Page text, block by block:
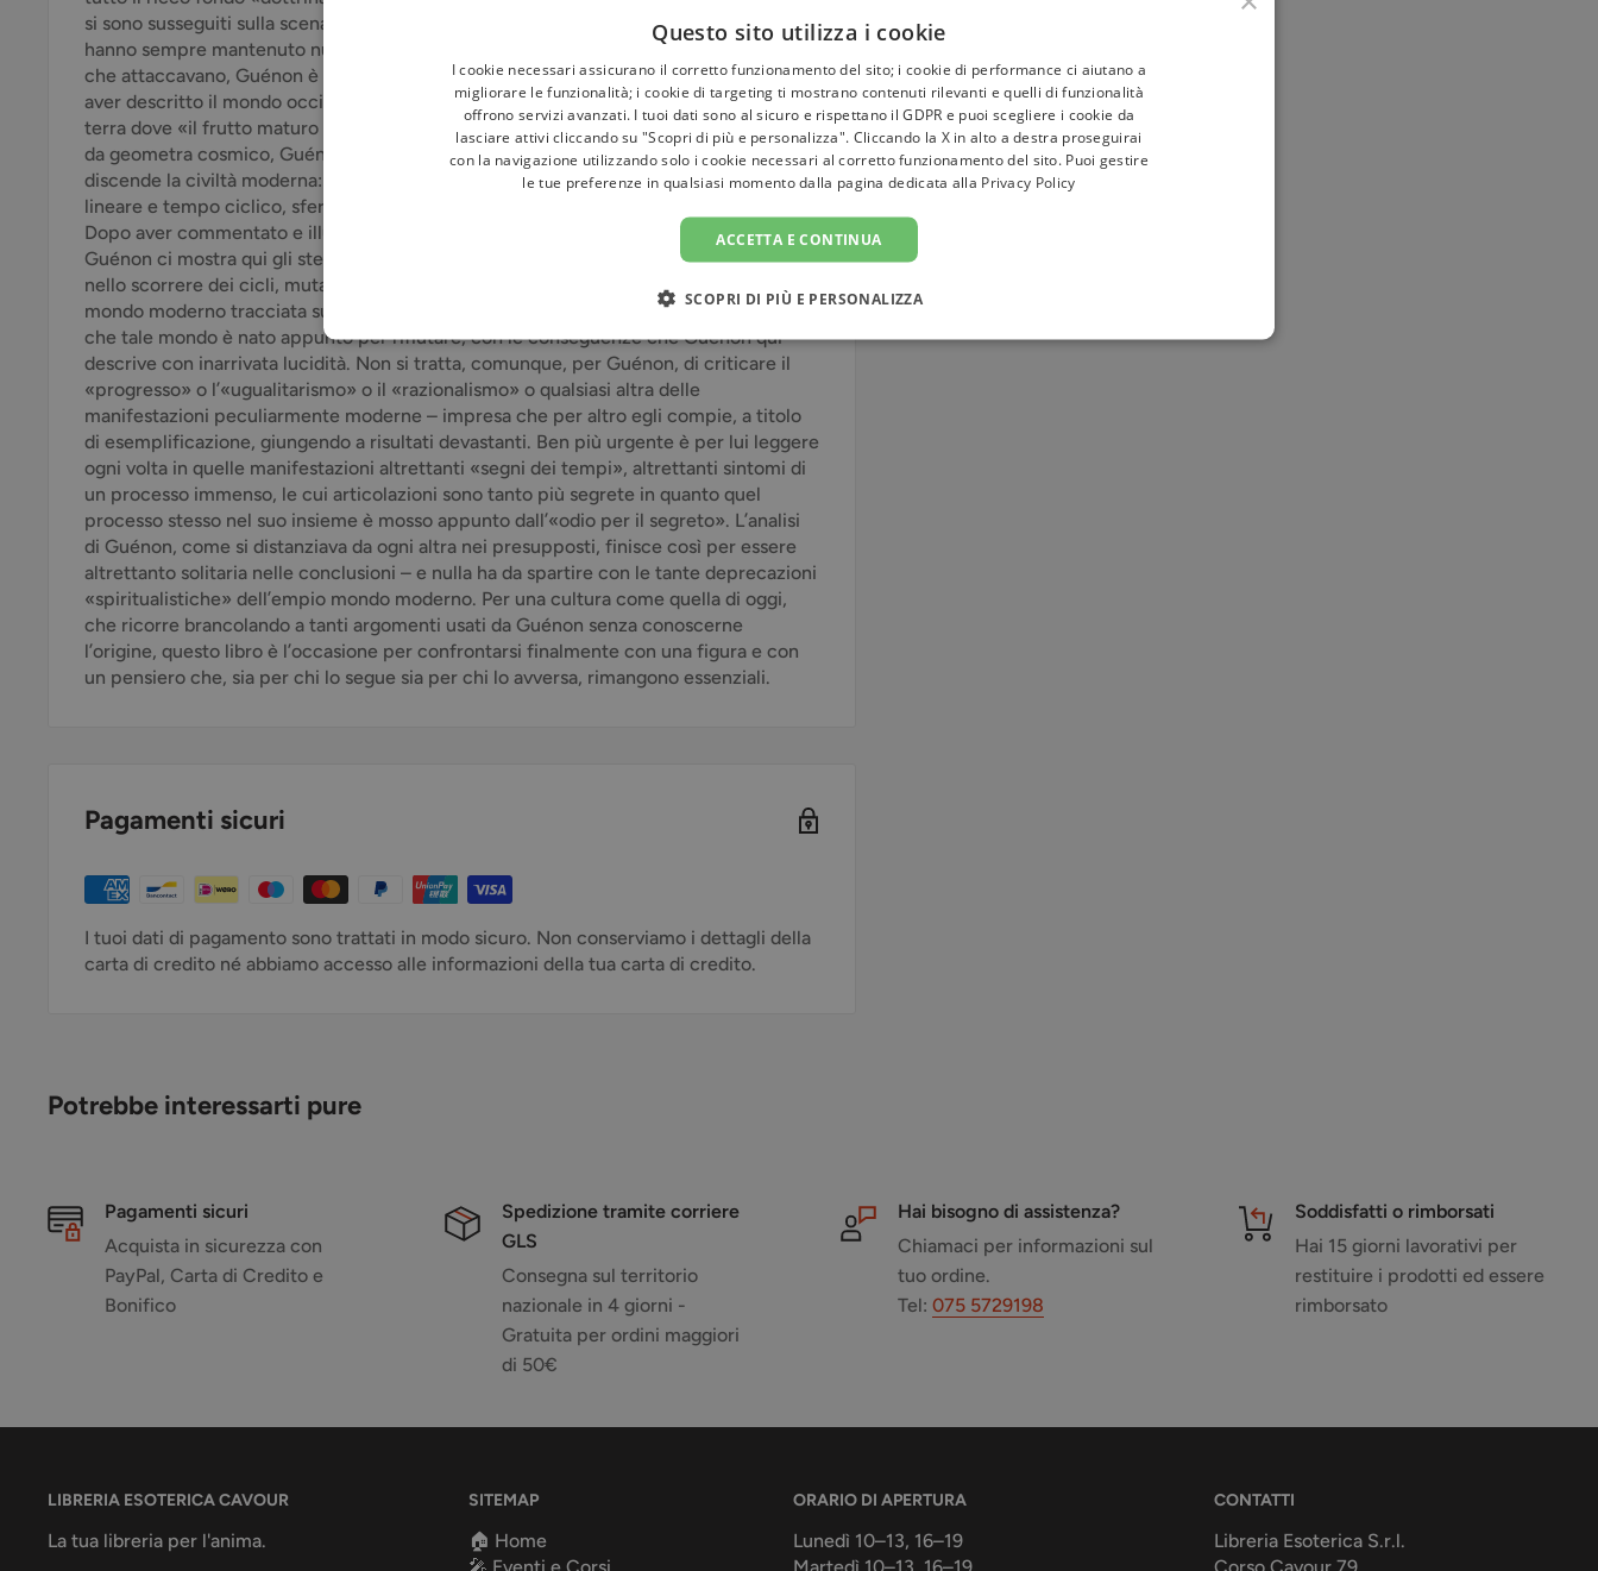
si sono susseguiti sulla scena europea a partire dalla prima rivoluzione industriale,
hanno sempre mantenuto numerosi legami – volendo o non volendo – con l’oggetto
che attaccavano, Guénon è l’unico ad aver rescisso dall’inizio tutti quei legami e ad
aver descritto il mondo occidentale come contemplando, da una remota distanza, la
terra dove «il frutto maturo cade ai piedi dell’albero». Con la sua prosa limpida, netta,
da geometra cosmico, Guénon risale qui alle categorie teoriche e storiche da cui
discende la civiltà moderna: quantità e qualità, nomadismo e sedentarismo, tempo
lineare e tempo ciclico, sfera e cubo, unità e semplicità, misura e manifestazione.
Dopo aver commentato e illuminato i «simboli fondamentali» in tanti suoi scritti,
Guénon ci mostra qui gli stessi simboli nelle loro metamorfosi storiche, via via che,
nello scorrere dei cicli, muta la visione di essi. Ci appare così una linea di sviluppo del
mondo moderno tracciata sui presupposti di un sapere primordiale e «principiale»,
che tale mondo è nato appunto per rifiutare, con le conseguenze che Guénon qui
descrive con inarrivata lucidità. Non si tratta, comunque, per Guénon, di criticare il
«progresso» o l’«ugualitarismo» o il «razionalismo» o qualsiasi altra delle
manifestazioni peculiarmente moderne – impresa che per altro egli compie, a titolo
di esemplificazione, giungendo a risultati devastanti. Ben più urgente è per lui leggere
ogni volta in quelle manifestazioni altrettanti «segni dei tempi», altrettanti sintomi di
un processo immenso, le cui articolazioni sono tanto più segrete in quanto quel
processo stesso nel suo insieme è mosso appunto dall’«odio per il segreto». L’analisi
di Guénon, come si distanziava da ogni altra nei presupposti, finisce così per essere
altrettanto solitaria nelle conclusioni – e nulla ha da spartire con le tante deprecazioni
«spiritualistiche» dell’empio mondo moderno. Per una cultura come quella di oggi,
che ricorre brancolando a tanti argomenti usati da Guénon senza conoscerne
l’origine, questo libro è l’occasione per confrontarsi finalmente con una figura e con
un pensiero che, sia per chi lo segue sia per chi lo avversa, rimangono essenziali.
Pagamenti sicuri
I tuoi dati di pagamento sono trattati in modo sicuro. Non conserviamo i dettagli della
carta di credito né abbiamo accesso alle informazioni della tua carta di credito.
Potrebbe interessarti pure
Pagamenti sicuri
Acquista in sicurezza con
PayPal, Carta di Credito e
Bonifico
Spedizione tramite corriere
GLS
Consegna sul territorio
nazionale in 4 giorni -
Gratuita per ordini maggiori
di 50€
Hai bisogno di assistenza?
Chiamaci per informazioni sul
tuo ordine.
Tel: 075 5729198
Soddisfatti o rimborsati
Hai 15 giorni lavorativi per
restituire i prodotti ed essere
rimborsato
LIBRERIA ESOTERICA CAVOUR
La tua libreria per l'anima.
SITEMAP
🏠 Home
ORARIO DI APERTURA
Lunedì 10–13, 16–19
CONTATTI
Libreria Esoterica S.r.l.
Questo sito utilizza i cookie
I cookie necessari assicurano il corretto funzionamento del sito; i cookie di performance ci aiutano a
migliorare le funzionalità; i cookie di targeting ti mostrano contenuti rilevanti e quelli di funzionalità
offrono servizi avanzati. I tuoi dati sono al sicuro e rispettano il GDPR e puoi scegliere i cookie da
lasciare attivi cliccando su "Scopri di più e personalizza". Cliccando la X in alto a destra proseguirai
con la navigazione utilizzando solo i cookie necessari al corretto funzionamento del sito. Puoi gestire
le tue preferenze in qualsiasi momento dalla pagina dedicata alla Privacy Policy
ACCETTA E CONTINUA
SCOPRI DI PIÙ E PERSONALIZZA